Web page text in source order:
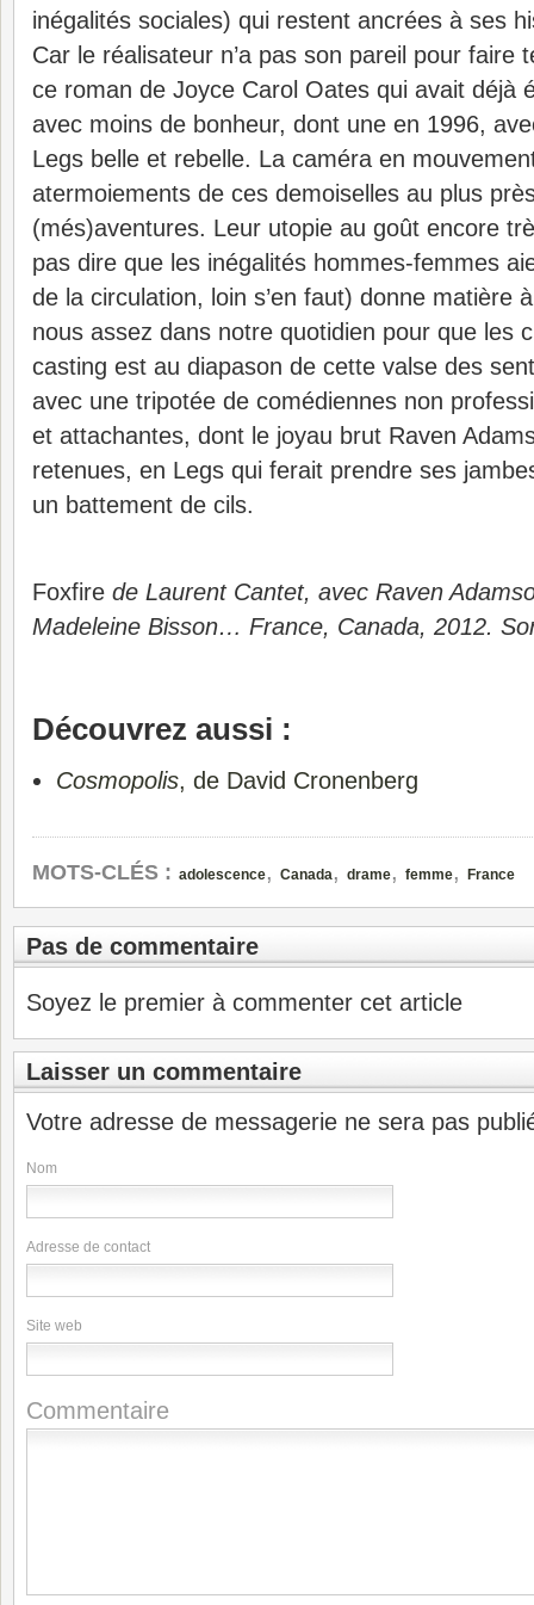
inégalités sociales) qui restent ancrées à ses
Car le réalisateur n’a pas son pareil pour faire
ce roman de Joyce Carol Oates qui avait déjà
avec moins de bonheur, dont une en 1996,
Legs belle et rebelle. La caméra en
atermoiements de ces demoiselles au plus
(més)aventures. Leur utopie au goût encore
pas dire que les inégalités hommes-femmes
de la circulation, loin s’en faut) donne matière
nous assez dans notre quotidien pour que les
casting est au diapason de cette valse des
avec une tripotée de comédiennes non
et attachantes, dont le joyau brut Raven
retenues, en Legs qui ferait prendre ses
un battement de cils.
Foxfire de Laurent Cantet, avec Raven
Madeleine Bisson… France, Canada, 2012.
Découvrez aussi :
Cosmopolis, de David Cronenberg
MOTS-CLÉS : adolescence, Canada, drame, femme, France
Pas de commentaire
Soyez le premier à commenter cet article
Laisser un commentaire
Votre adresse de messagerie ne sera pas
Nom
Adresse de contact
Site web
Commentaire